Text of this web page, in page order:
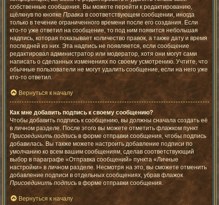
собственные сообщения. Вы можете перейти к редактированию,
щёлкнув по кнопкеПравка в соответствующем сообщении, иногда
только в течение ограниченного времени после его создания. Если
кто-то уже ответил на сообщение, то под ним появится небольшая
надпись, которая показывает количество правок, а также дату и время
последней из них. Эта надпись не появляется, если сообщение
редактировал администратор или модератор, хотя они могут сами
написать о сделанных изменениях по своему усмотрению. Учтите, что
обычные пользователи не могут удалить сообщение, если на него уже
кто-то ответил.
Вернуться к началу
Как мне добавить подпись к своему сообщению?
Чтобы добавить подпись к сообщению, вы должны сначала создать её
в личном разделе. После этого вы можете отметить флажком пункт
Присоединить подпись в форме отправки сообщения, чтобы подпись
добавилась. Вы также можете настроить добавление подписи по
умолчанию ко всем вашим сообщениям, сделав соответствующий
выбор в параграфе «Отправка сообщений» пункта «Личные
настройки» в личном разделе. Несмотря на это, вы сможете отменить
добавление подписи в отдельных сообщениях, убрав флажок
Присоединить подписьв форме отправки сообщения.
Вернуться к началу